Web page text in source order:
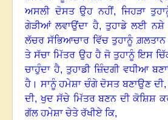
ਅਸਲੀ ਦੋਸਤ ਉਹ ਨਹੀਂ, ਜਿਹੜਾ
ਗੇੜੀਆਂ ਲਵਾਉਂਦਾ ਹੈ,ਤੁਹਾਡੇ ਲਈ ਨਸ਼ੇ
ਲੱਚਰ ਸੱਭਿਆਚਾਰ ਵਿੱਚ ਤੁਹਾਨੂੰ ਗ਼ਲਤਾਨ
ਤੇ ਸੱਚਾ ਮਿੱਤਰ ਉਹ ਹੈ ਜੋ ਤੁਹਾਨੂੰ ਇਸ
ਚਾਹੁੰਦਾ ਹੈ, ਤੁਹਾਡੀ ਜ਼ਿੰਦਗੀ ਵਧੀਆ
ਹੈ । ਸਾਨੂੰ ਹਮੇਸ਼ਾ ਚੰਗੇ ਦੋਸਤ ਬਣਾਉਣ ਦੀ
ਦੀ,ਖੁਦ ਸੱਚੇ ਮਿੱਤਰ ਬਣਨ ਦੀ ਕੋਸ਼ਿਸ਼
ਗੱਲ ਹਮੇਸ਼ਾ ਚੇਤੇ ਰੱਖੀਏ ਕਿ,